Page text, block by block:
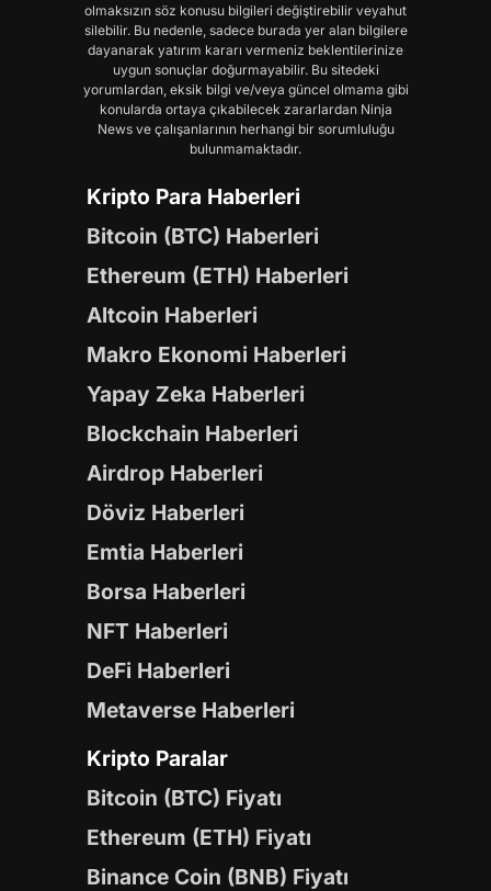
olmaksızın söz konusu bilgileri değiştirebilir veyahut
silebilir. Bu nedenle, sadece burada yer alan bilgilere
dayanarak yatırım kararı vermeniz beklentilerinize
uygun sonuçlar doğurmayabilir. Bu sitedeki
yorumlardan, eksik bilgi ve/veya güncel olmama gibi
konularda ortaya çıkabilecek zararlardan Ninja
News ve çalışanlarının herhangi bir sorumluluğu
bulunmamaktadır.
Kripto Para Haberleri
Bitcoin (BTC) Haberleri
Ethereum (ETH) Haberleri
Altcoin Haberleri
Makro Ekonomi Haberleri
Yapay Zeka Haberleri
Blockchain Haberleri
Airdrop Haberleri
Döviz Haberleri
Emtia Haberleri
Borsa Haberleri
NFT Haberleri
DeFi Haberleri
Metaverse Haberleri
Kripto Paralar
Bitcoin (BTC) Fiyatı
Ethereum (ETH) Fiyatı
Binance Coin (BNB) Fiyatı